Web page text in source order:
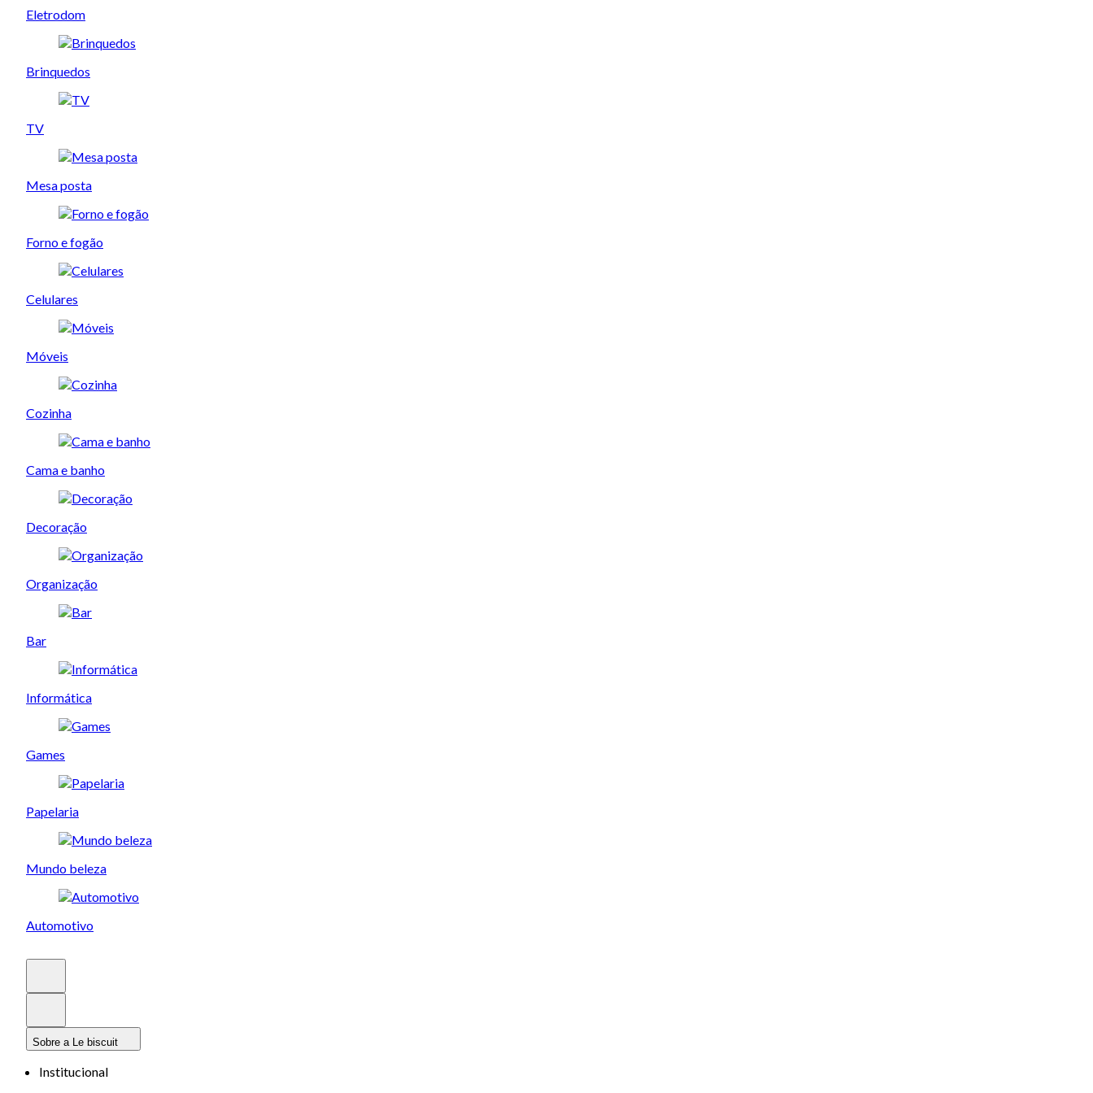
Eletrodom
Brinquedos
TV
Mesa posta
Forno e fogão
Celulares
Móveis
Cozinha
Cama e banho
Decoração
Organização
Bar
Informática
Games
Papelaria
Mundo beleza
Automotivo
Sobre a Le biscuit
Institucional